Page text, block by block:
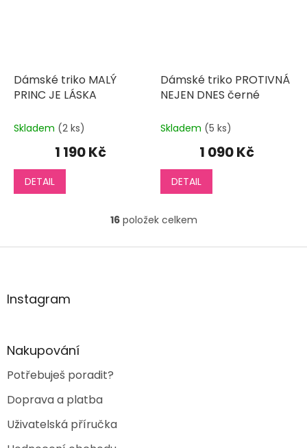
Dámské triko MALÝ
PRINC JE LÁSKA
Skladem (2 ks)
1 190 Kč
DETAIL
Dámské triko PROTIVNÁ
NEJEN DNES černé
Skladem (5 ks)
1 090 Kč
DETAIL
O
l
16položek celkem
Z
aInstagram
Nakupování
Potřebuješ poradit?
Doprava a platba
Uživatelská příručka